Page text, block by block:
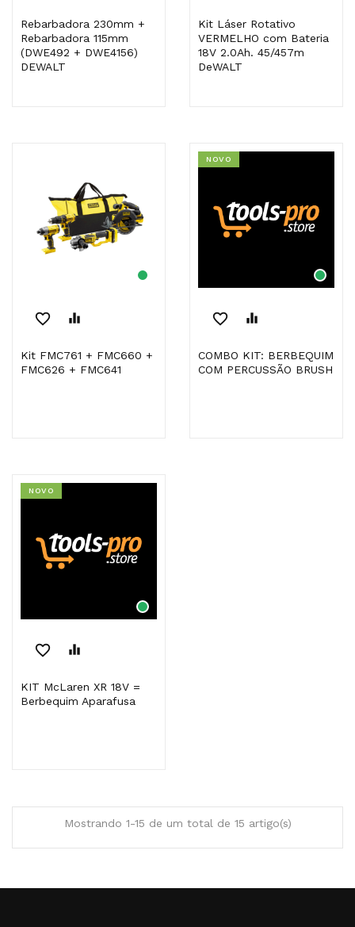
Rebarbadora 230mm +
Rebarbadora 115mm
(DWE492 + DWE4156)
DEWALT
Kit Láser Rotativo
VERMELHO com Bateria
18V 2.0Ah. 45/457m
DeWALT
favorite_border equalizer
Kit FMC761 + FMC660 +
FMC626 + FMC641
NOVO
favorite_border equalizer
COMBO KIT: BERBEQUIM
COM PERCUSSÃO BRUSH
NOVO
favorite_border equalizer
KIT McLaren XR 18V =
Berbequim Aparafusa
Mostrando 1-15 de um total de 15 artigo(s)